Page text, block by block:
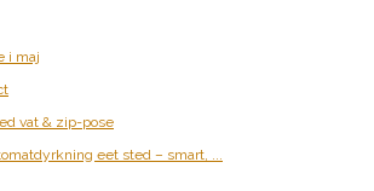
i maj
vat & zip-pose
eet sted – smart, ...